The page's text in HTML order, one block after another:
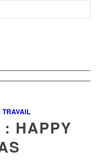
TRAVAIL
: HAPPY